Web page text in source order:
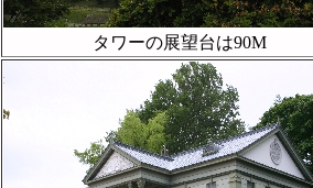
タワーの展望台は90M